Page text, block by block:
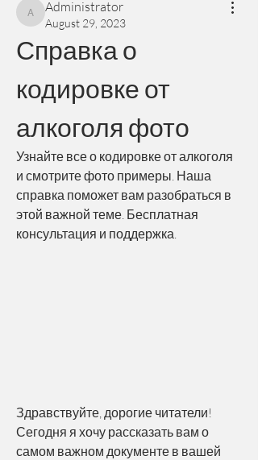
Administrator
Administrator
August 29, 2023
Справка о
кодировке от
алкоголя фото
Узнайте все о кодировке от алкоголя
и смотрите фото примеры. Наша
справка поможет вам разобраться в
этой важной теме. Бесплатная
консультация и поддержка.
Здравствуйте, дорогие читатели!
Сегодня я хочу рассказать вам о
самом важном документе в вашей